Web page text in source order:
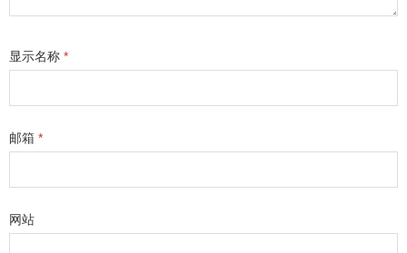
显示名称 *
邮箱 *
网站